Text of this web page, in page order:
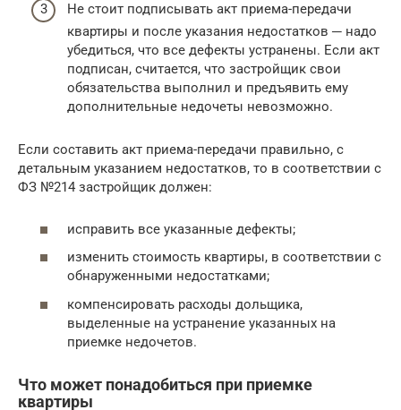
Не стоит подписывать акт приема-передачи
квартиры и после указания недостатков ─ надо
убедиться, что все дефекты устранены. Если акт
подписан, считается, что застройщик свои
обязательства выполнил и предъявить ему
дополнительные недочеты невозможно.
Если составить акт приема-передачи правильно, с
детальным указанием недостатков, то в соответствии с
ФЗ №214 застройщик должен:
исправить все указанные дефекты;
изменить стоимость квартиры, в соответствии с
обнаруженными недостатками;
компенсировать расходы дольщика,
выделенные на устранение указанных на
приемке недочетов.
Что может понадобиться при приемке
квартиры